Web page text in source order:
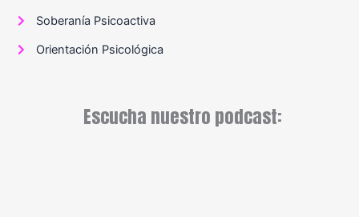
Soberanía Psicoactiva
Orientación Psicológica
Escucha nuestro podcast: